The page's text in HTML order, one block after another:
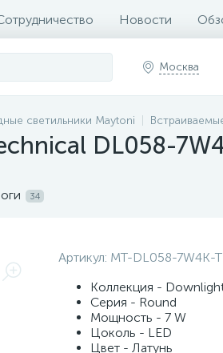
Новости
Москва
светильники Maytoni
DL058-
34
Артикул: MT-DL058-7W4K-
Коллекция -
Серия - Round
Мощность - 7 W
Цоколь - LED
Цвет - Латунь